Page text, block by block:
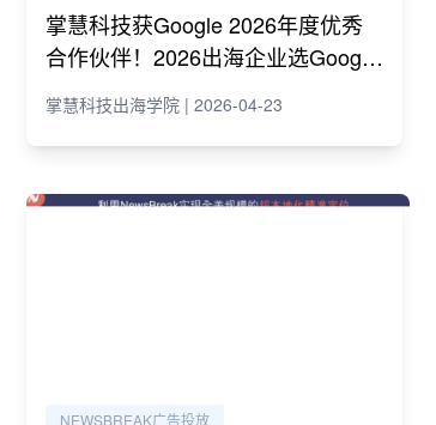
掌慧科技获Google 2026年度优秀
合作伙伴！2026出海企业选Google
掌慧科技出海学院 | 2026-04-23
NEWSBREAK广告投放